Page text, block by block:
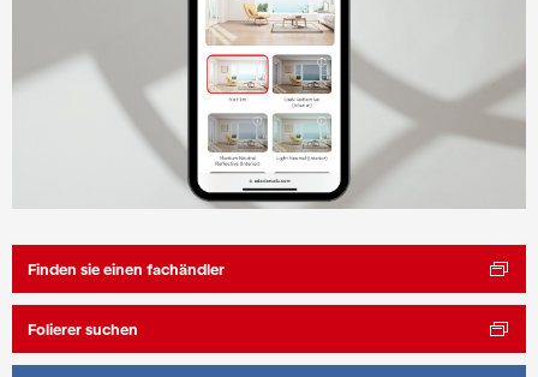
Finden sie einen fachändler
Folierer suchen